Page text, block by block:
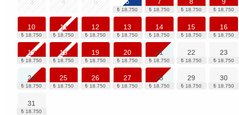
10 11 12 13 14 15 16
17 18 19 20 21 22 23
24 25 26 27 28 29 30
31